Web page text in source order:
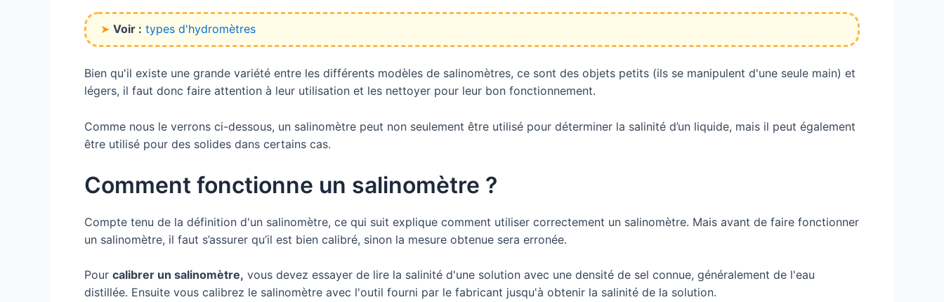
➤ Voir : types d'hydromètres
Bien qu'il existe une grande variété entre les différents modèles de salinomètres, ce sont des objets petits (ils se manipulent d'une seule main) et
légers, il faut donc faire attention à leur utilisation et les nettoyer pour leur bon fonctionnement.
Comme nous le verrons ci-dessous, un salinomètre peut non seulement être utilisé pour déterminer la salinité d’un liquide, mais il peut également
être utilisé pour des solides dans certains cas.
Comment fonctionne un salinomètre ?
Compte tenu de la définition d'un salinomètre, ce qui suit explique comment utiliser correctement un salinomètre. Mais avant de faire fonctionner
un salinomètre, il faut s’assurer qu’il est bien calibré, sinon la mesure obtenue sera erronée.
Pour calibrer un salinomètre, vous devez essayer de lire la salinité d'une solution avec une densité de sel connue, généralement de l'eau
distillée. Ensuite vous calibrez le salinomètre avec l'outil fourni par le fabricant jusqu'à obtenir la salinité de la solution.